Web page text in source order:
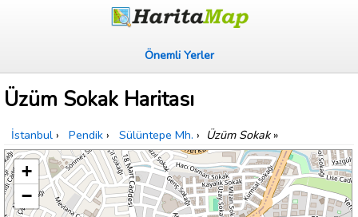
Önemli Yerler
Üzüm Sokak Haritası
İstanbul › Pendik › Sülüntepe Mh. › Üzüm Sokak»
+
−